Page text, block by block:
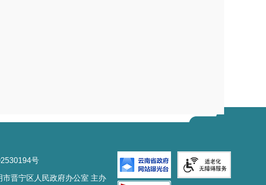
号
晋宁区人民政府办公室 主办